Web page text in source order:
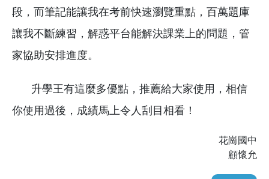
段，而筆記能讓我在考前快速瀏覽重點，百萬題庫
讓我不斷練習，解惑平台能解決課業上的問題，管
家協助安排進度。
升學王有這麼多優點，推薦給大家使用，相信
你使用過後，成績馬上令人刮目相看！
花崗國中
顧懷允